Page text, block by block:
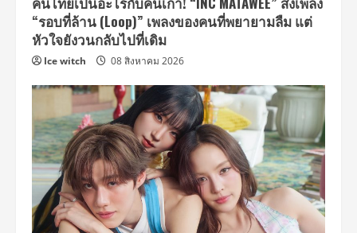
“รอบที่ล้าน (Loop)” เพลงของคนที่พยายามลืม แต่
หัวใจยังวนกลับไปที่เดิม
Ice witch 08 สิงหาคม 2026